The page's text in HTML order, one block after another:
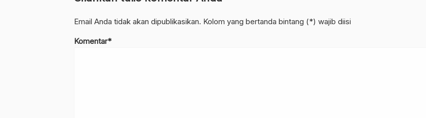
Email Anda tidak akan dipublikasikan. Kolom yang bertanda bintang (*) wajib diisi
Komentar*